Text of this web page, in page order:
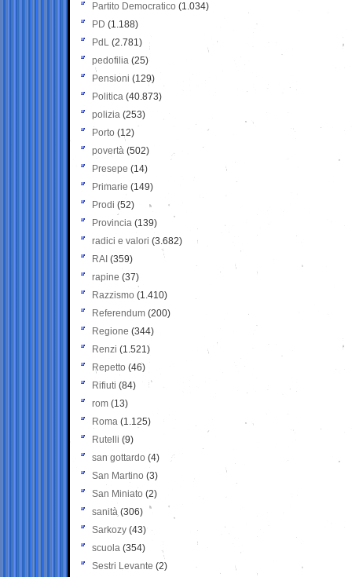
Partito Democratico (1.034)
PD (1.188)
PdL (2.781)
pedofilia (25)
Pensioni (129)
Politica (40.873)
polizia (253)
Porto (12)
povertà (502)
Presepe (14)
Primarie (149)
Prodi (52)
Provincia (139)
radici e valori (3.682)
RAI (359)
rapine (37)
Razzismo (1.410)
Referendum (200)
Regione (344)
Renzi (1.521)
Repetto (46)
Rifiuti (84)
rom (13)
Roma (1.125)
Rutelli (9)
san gottardo (4)
San Martino (3)
San Miniato (2)
sanità (306)
Sarkozy (43)
scuola (354)
Sestri Levante (2)